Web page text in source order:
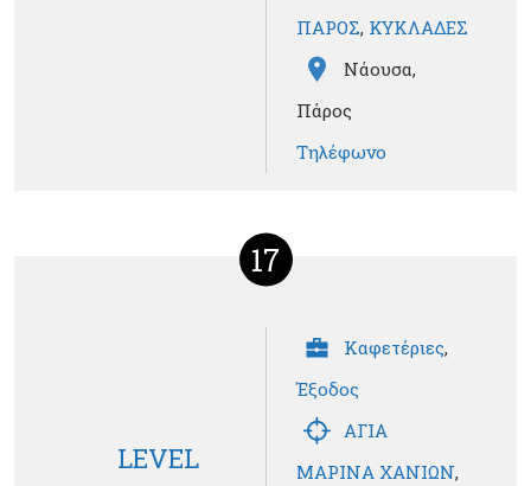
ΠΑΡΟΣ, ΚΥΚΛΑΔΕΣ
Νάουσα,
Πάρος
Τηλέφωνο
17
LEVEL
Καφετέριες,
Έξοδος
ΑΓΙΑ
ΜΑΡΙΝΑ ΧΑΝΙΩΝ,